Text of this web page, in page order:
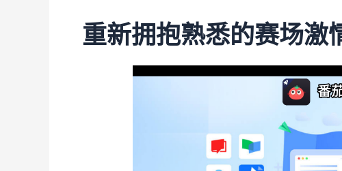
重新拥抱熟悉的赛场激